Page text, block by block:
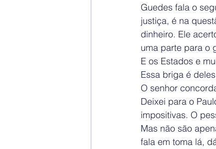
Guedes fala o
justiça, é na
dinheiro. Ele
uma parte para o
E os Estados e
Essa briga é
O senhor
Deixei para o
impositivas. O
Mas não são
fala em toma lá,